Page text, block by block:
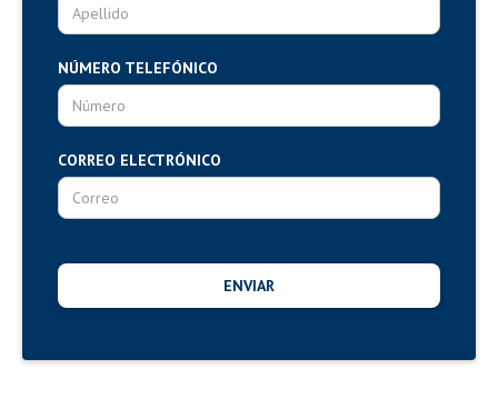
NÚMERO TELEFÓNICO
CORREO ELECTRÓNICO